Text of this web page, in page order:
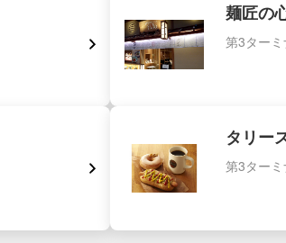
麺匠の
第3ター
タリー
第3ター